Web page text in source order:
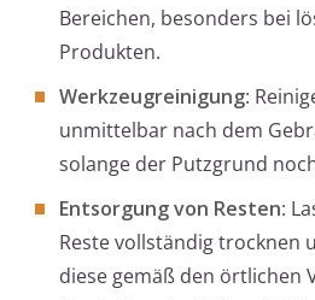
Bereichen, besonders bei
Produkten.
Werkzeugreinigung:
unmittelbar nach dem
solange der Putzgrund
Entsorgung von Resten:
Reste vollständig trocknen
diese gemäß den örtlichen